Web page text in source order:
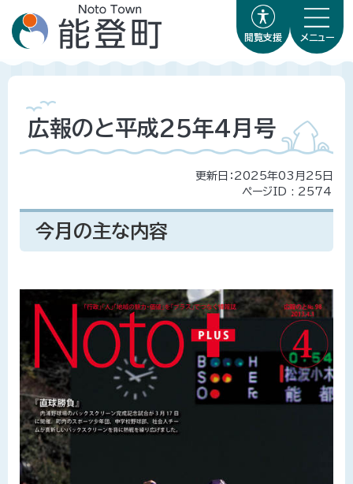
閲覧支援 メニュー
広報のと平成25年4月号
更新日：2025年03月25日
ページID : 2574
今月の主な内容